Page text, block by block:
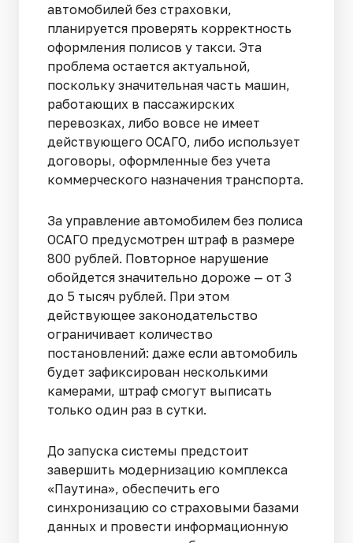
автомобилей без страховки,
планируется проверять корректность
оформления полисов у такси. Эта
проблема остается актуальной,
поскольку значительная часть машин,
работающих в пассажирских
перевозках, либо вовсе не имеет
действующего ОСАГО, либо использует
договоры, оформленные без учета
коммерческого назначения транспорта.
За управление автомобилем без полиса
ОСАГО предусмотрен штраф в размере
800 рублей. Повторное нарушение
обойдется значительно дороже — от 3
до 5 тысяч рублей. При этом
действующее законодательство
ограничивает количество
постановлений: даже если автомобиль
будет зафиксирован несколькими
камерами, штраф смогут выписать
только один раз в сутки.
До запуска системы предстоит
завершить модернизацию комплекса
«Паутина», обеспечить его
синхронизацию со страховыми базами
данных и провести информационную